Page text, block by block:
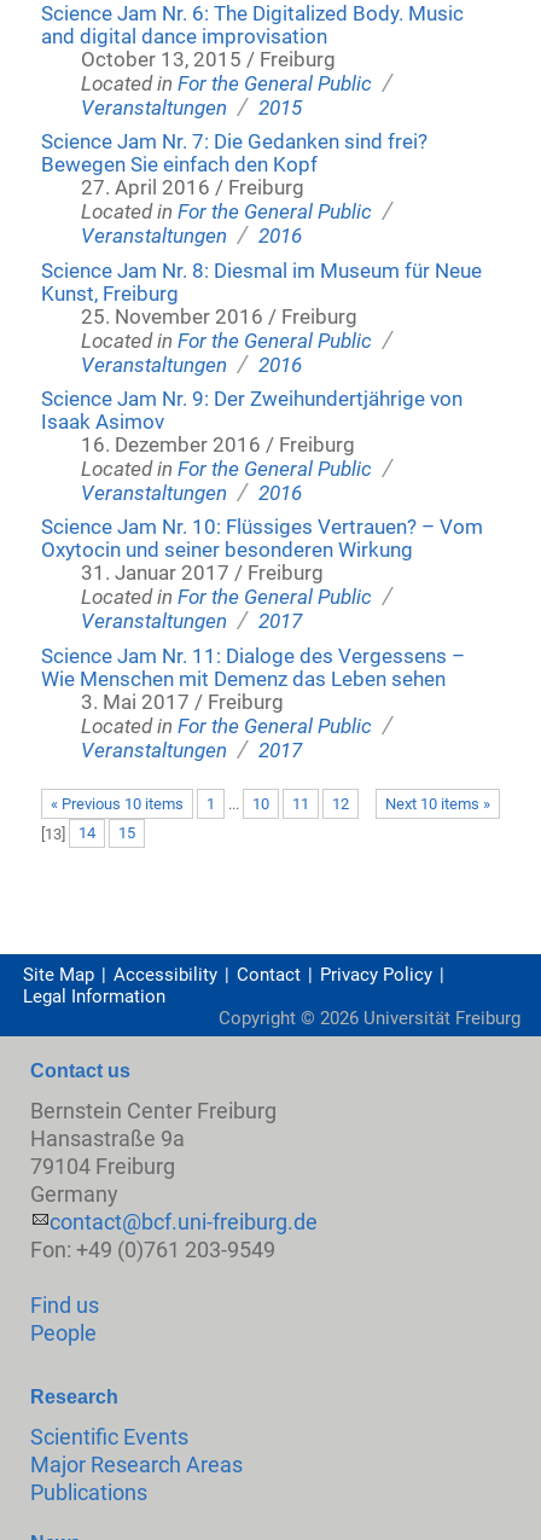
Science Jam Nr. 6: The Digitalized Body. Music
and digital dance improvisation
October 13, 2015 / Freiburg
Located inFor the General Public /
Veranstaltungen / 2015
Science Jam Nr. 7: Die Gedanken sind frei?
Bewegen Sie einfach den Kopf
27. April 2016 / Freiburg
Located inFor the General Public /
Veranstaltungen / 2016
Science Jam Nr. 8: Diesmal im Museum für Neue
Kunst, Freiburg
25. November 2016 / Freiburg
Located inFor the General Public /
Veranstaltungen / 2016
Science Jam Nr. 9: Der Zweihundertjährige von
Isaak Asimov
16. Dezember 2016 / Freiburg
Located inFor the General Public /
Veranstaltungen / 2016
Science Jam Nr. 10: Flüssiges Vertrauen? – Vom
Oxytocin und seiner besonderen Wirkung
31. Januar 2017 / Freiburg
Located inFor the General Public /
Veranstaltungen / 2017
Science Jam Nr. 11: Dialoge des Vergessens –
Wie Menschen mit Demenz das Leben sehen
3. Mai 2017 / Freiburg
Located inFor the General Public /
Veranstaltungen / 2017
« Previous 10 items Next 10 items »
1 ... 10 11
12
[13] 14 15
Site Map Accessibility Contact
Privacy Policy
Legal Information
Copyright © 2026 Universität Freiburg
Contact us
Bernstein Center Freiburg
Hansastraße 9a
79104 Freiburg
Germany
contact@bcf.uni-freiburg.de
Fon: +49 (0)761 203-9549
Find us
People
Research
Scientific Events
Major Research Areas
Publications